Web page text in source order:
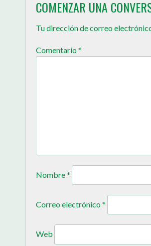
COMENZAR UNA
Tu dirección de correo
Comentario*
Nombre*
Correo electrónico*
Web